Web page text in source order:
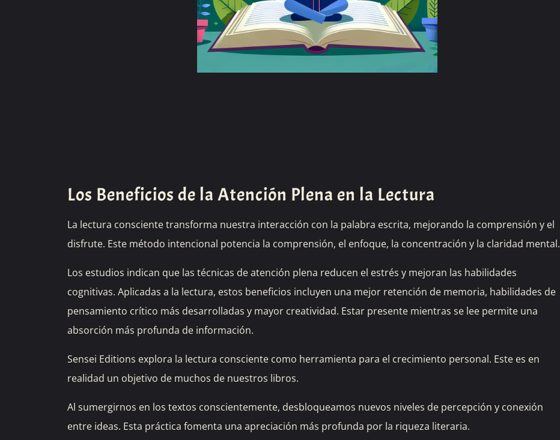
Los Beneficios de la Atención Plena en la Lectura
La lectura consciente transforma nuestra interacción con la palabra escrita, mejorando la comprensión y el
disfrute. Este método intencional potencia la comprensión, el enfoque, la concentración y la claridad mental.
Los estudios indican que las técnicas de atención plena reducen el estrés y mejoran las habilidades
cognitivas. Aplicadas a la lectura, estos beneficios incluyen una mejor retención de memoria, habilidades de
pensamiento crítico más desarrolladas y mayor creatividad. Estar presente mientras se lee permite una
absorción más profunda de información.
Sensei Editions explora la lectura consciente como herramienta para el crecimiento personal. Este es en
realidad un objetivo de muchos de nuestros libros.
Al sumergirnos en los textos conscientemente, desbloqueamos nuevos niveles de percepción y conexión
entre ideas. Esta práctica fomenta una apreciación más profunda por la riqueza literaria.